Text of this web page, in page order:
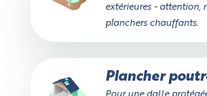
extérieures - attention,
planchers chauffants.
Plancher